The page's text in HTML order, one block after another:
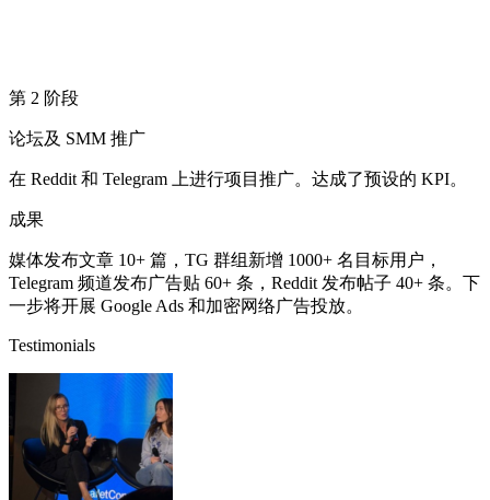
第 2 阶段
论坛及 SMM 推广
在 Reddit 和 Telegram 上进行项目推广。达成了预设的 KPI。
成果
媒体发布文章 10+ 篇，TG 群组新增 1000+ 名目标用户，
Telegram 频道发布广告贴 60+ 条，Reddit 发布帖子 40+ 条。下
一步将开展 Google Ads 和加密网络广告投放。
Testimonials